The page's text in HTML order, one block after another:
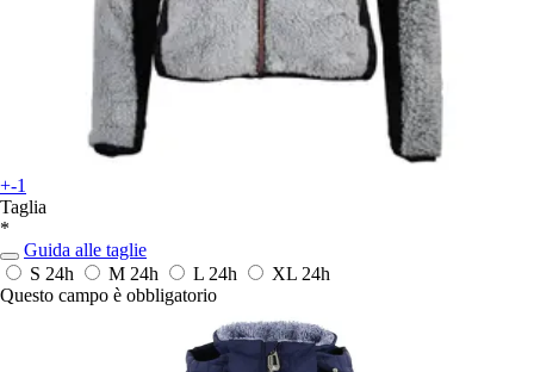
+-1
Taglia
*
Guida alle taglie
S 24h M 24h L 24h XL 24h
Questo campo è obbligatorio